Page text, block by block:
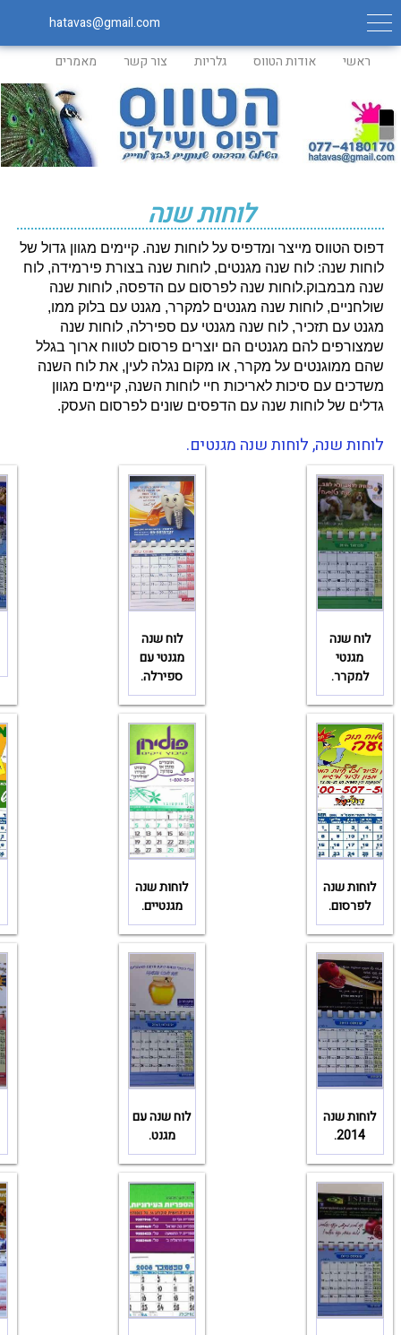
ראשי אודות הטווס גלריות צור קשר מאמרים
לוחות שנה
דפוס הטווס מייצר ומדפיס על לוחות שנה. קיימים מגוון גדול של
לוחות שנה: לוח שנה מגנטים, לוחות שנה בצורת פירמידה, לוח
שנה מבמבוק.לוחות שנה לפרסום עם הדפסה, לוחות שנה
שולחניים, לוחות שנה מגנטים למקרר, מגנט עם בלוק ממו,
מגנט עם תזכיר, לוח שנה מגנטי עם ספירלה, לוחות שנה
שמצורפים להם מגנטים הם יוצרים פרסום לטווח ארוך בגלל
שהם ממוגנטים על מקרר, או מקום נגלה לעין, את לוח השנה
משדכים עם סיכות לאריכות חיי לוחות השנה, קיימים מגוון
גדלים של לוחות שנה עם הדפסים שונים לפרסום העסק.
לוחות שנה, לוחות שנה מגנטים.
לוח שנה
מגנטי
למקרר.
לוח שנה
מגנטי עם
ספירלה.
לוחות שנה
לפרסום.
לוחות שנה
מגנטיים.
לוחות שנה
2014.
לוח שנה עם
מגנט.
hatavas@gmail.com